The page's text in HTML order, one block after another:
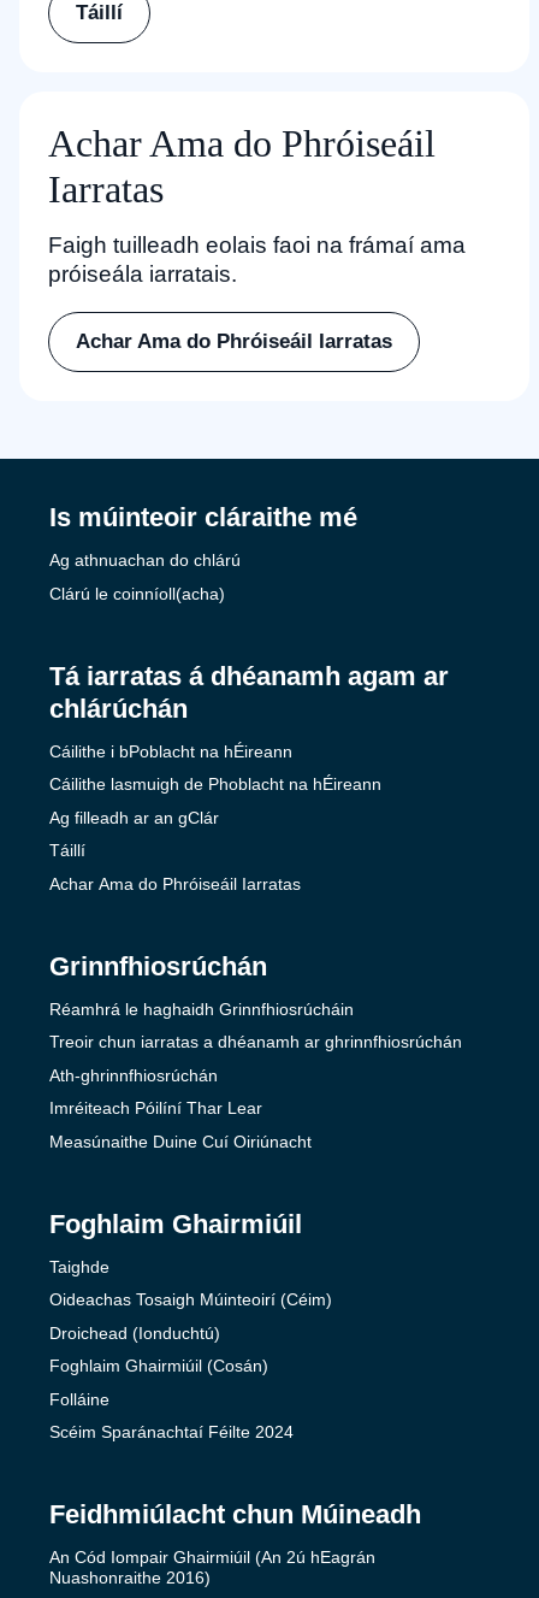
Táillí
Achar Ama do Phróiseáil
Iarratas
Faigh tuilleadh eolais faoi na frámaí ama
próiseála iarratais.
Achar Ama do Phróiseáil Iarratas
Is múinteoir cláraithe mé
Ag athnuachan do chlárú
Clárú le coinníoll(acha)
Tá iarratas á dhéanamh agam ar
chlárúchán
Cáilithe i bPoblacht na hÉireann
Cáilithe lasmuigh de Phoblacht na hÉireann
Ag filleadh ar an gClár
Táillí
Achar Ama do Phróiseáil Iarratas
Grinnfhiosrúchán
Réamhrá le haghaidh Grinnfhiosrúcháin
Treoir chun iarratas a dhéanamh ar ghrinnfhiosrúchán
Ath-ghrinnfhiosrúchán
Imréiteach Póilíní Thar Lear
Measúnaithe Duine Cuí Oiriúnacht
Foghlaim Ghairmiúil
Taighde
Oideachas Tosaigh Múinteoirí (Céim)
Droichead (Ionduchtú)
Foghlaim Ghairmiúil (Cosán)
Folláine
Scéim Sparánachtaí Féilte 2024
Feidhmiúlacht chun Múineadh
An Cód Iompair Ghairmiúil (An 2ú hEagrán
Nuashonraithe 2016)